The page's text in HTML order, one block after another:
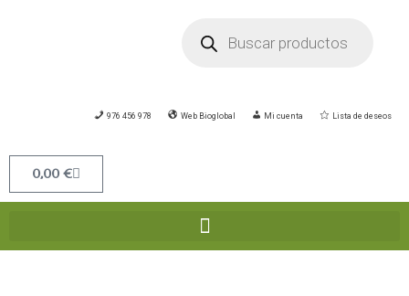
productos
976 456 978 Web Bioglobal Mi cuenta Lista de deseos
0,00 €Carrito